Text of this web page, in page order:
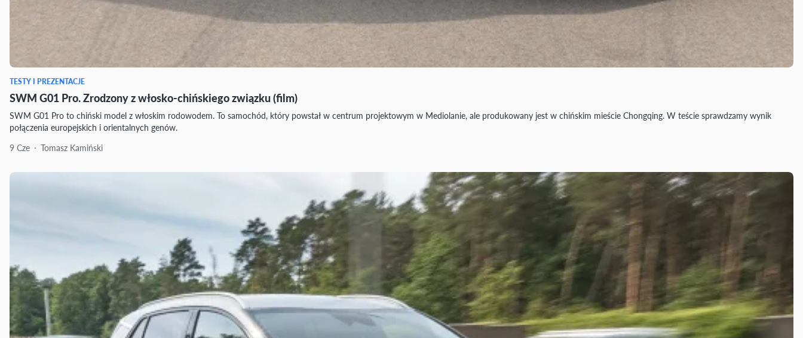
TESTY I PREZENTACJE
SWM G01 Pro. Zrodzony z włosko-chińskiego związku (film)
SWM G01 Pro to chiński model z włoskim rodowodem. To samochód, który powstał w centrum projektowym w Mediolanie, ale produkowany jest w chińskim mieście Chongqing. W teście sprawdzamy wynik
połączenia europejskich i orientalnych genów.
9 Cze
Tomasz Kamiński